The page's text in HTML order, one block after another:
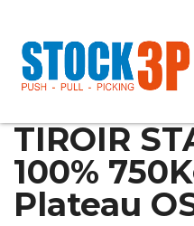
TIROIR
100%
Plateau